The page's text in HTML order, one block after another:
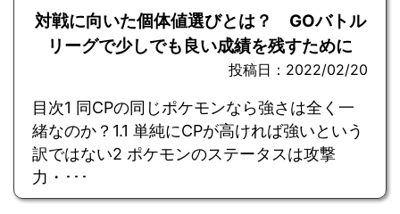
対戦に向いた個体値選びとは？ GOバトル
リーグで少しでも良い成績を残すために
投稿日：2022/02/20
目次1 同CPの同じポケモンなら強さは全く一
緒なのか？1.1 単純にCPが高ければ強いという
訳ではない2 ポケモンのステータスは攻撃
力・･･･